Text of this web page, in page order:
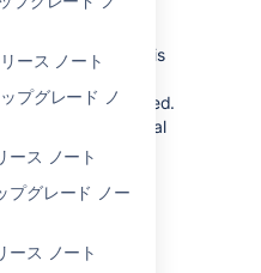
ース ノート
プグレード ノ
ス ノート
グレード ノー
ス ノート
User renamed”. If this
been anonymized.
still has the original
use it as